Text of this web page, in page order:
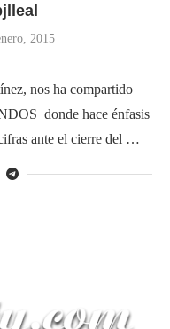
2015
nos ha compartido
donde hace énfasis
ante el cierre del …